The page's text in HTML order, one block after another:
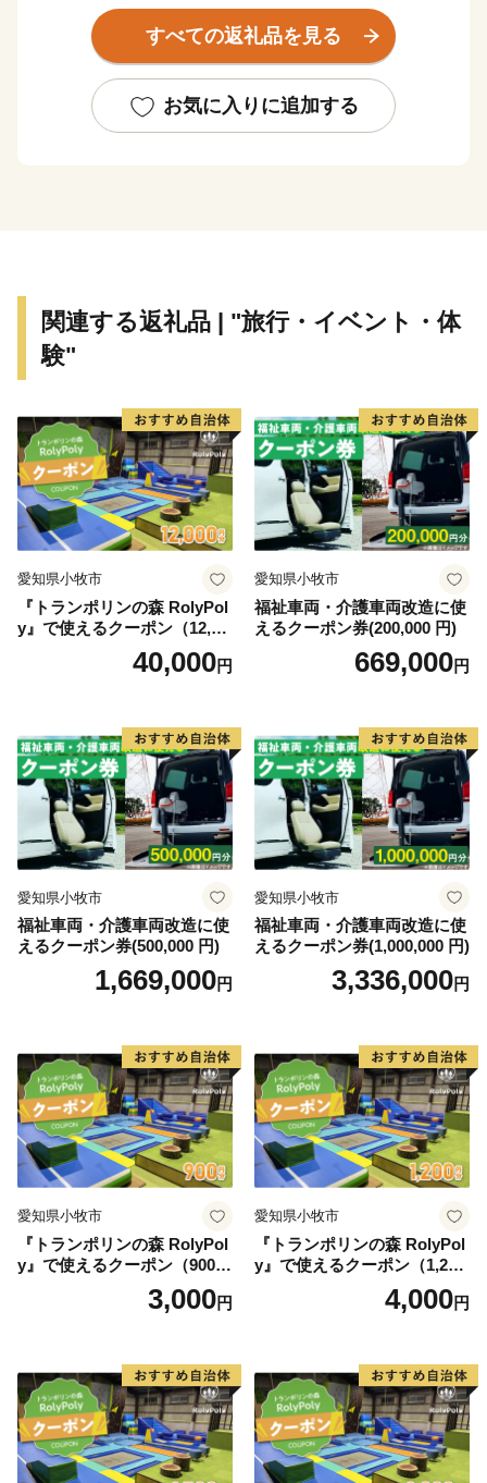
明太子など本市ならではの返礼品に加え、黒毛和牛・ウ
ナギ・カニなど全国的に人気の返礼品も豊富に揃えてい
ふるさと納税を通じて、ぜひ北九州市の魅力をご体感く
ださい！
すべての返礼品を見る
お気に入りに追加する
関連する返礼品 | "旅行・イベント・体
験"
愛知県小牧市
『トランポリンの森 RolyPol
y』で使えるクーポン（12,00
40,000円
愛知県小牧市
福祉車両・介護車両改造に使
えるクーポン券(200,000 円)
669,000円
愛知県小牧市
福祉車両・介護車両改造に使
えるクーポン券(500,000 円)
1,669,000円
愛知県小牧市
福祉車両・介護車両改造に使
えるクーポン券(1,000,000 円)
3,336,000円
愛知県小牧市
『トランポリンの森 RolyPol
y』で使えるクーポン（900
3,000円
愛知県小牧市
『トランポリンの森 RolyPol
y』で使えるクーポン（1,200
4,000円